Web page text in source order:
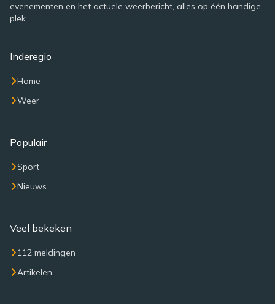
evenementen en het actuele weerbericht, alles op één handige
plek.
Inderegio
Home
Weer
Populair
Sport
Nieuws
Veel bekeken
112 meldingen
Artikelen